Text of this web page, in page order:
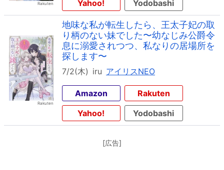
Yahoo!
Yodobashi
地味な私が転生したら、王太子妃の取
り柄のない妹でした〜幼なじみ公爵令
息に溺愛されつつ、私なりの居場所を
探します〜
7/2(木) iru アイリスNEO
Amazon
Rakuten
Yahoo!
Yodobashi
[広告]